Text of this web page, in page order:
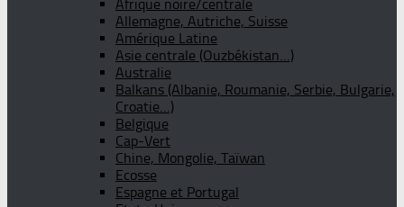
Afrique noire/centrale
Allemagne, Autriche, Suisse
Amérique Latine
Asie centrale (Ouzbékistan…)
Australie
Balkans (Albanie, Roumanie, Serbie, Bulgarie,
Croatie…)
Belgique
Cap-Vert
Chine, Mongolie, Taïwan
Ecosse
Espagne et Portugal